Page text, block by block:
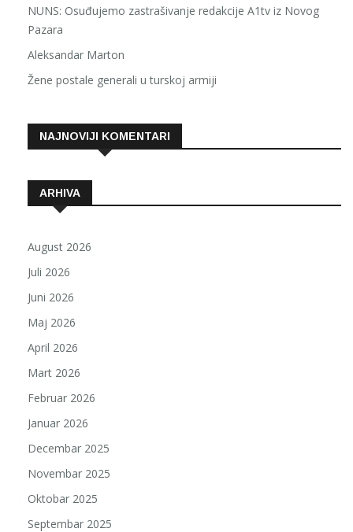
NUNS: Osuđujemo zastrašivanje redakcije A1tv iz Novog
Pazara
Aleksandar Marton
Žene postale generali u turskoj armiji
NAJNOVIJI KOMENTARI
ARHIVA
August 2026
Juli 2026
Juni 2026
Maj 2026
April 2026
Mart 2026
Februar 2026
Januar 2026
Decembar 2025
Novembar 2025
Oktobar 2025
Septembar 2025